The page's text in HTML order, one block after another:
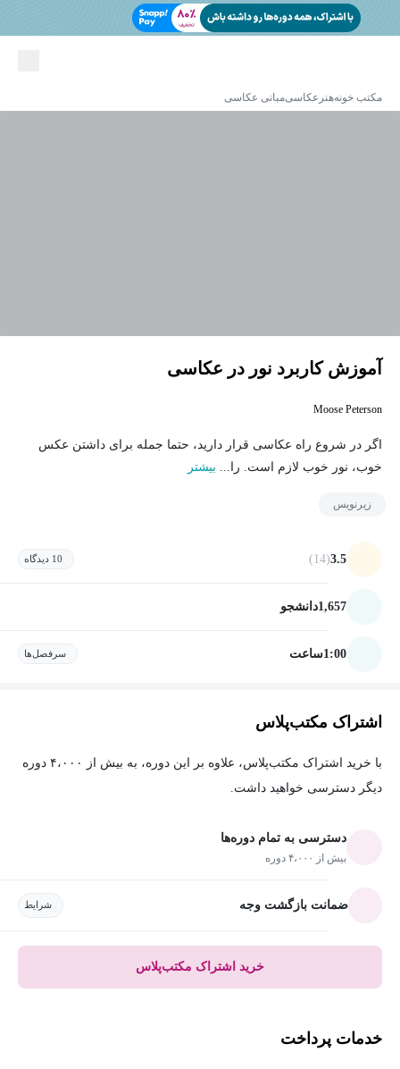
مکتب خونههنر عکاسیمبانی عکاسی
آموزش کاربرد نور در عکاسی
Moose Peterson
اگر در شروع راه عکاسی قرار دارید، حتما جمله برای داشتن عکس
خوب، نور خوب لازم است. را... بیشتر
زیرنویس
3.5
(14) 10 دیدگاه
1,657دانشجو
1:00ساعت سرفصل‌ها
اشتراک مکتب‌پلاس
با خرید اشتراک مکتب‌پلاس، علاوه بر این دوره، به بیش از ۴،۰۰۰ دوره
دیگر دسترسی خواهید داشت.
دسترسی به تمام دوره‌ها
بیش از ۴،۰۰۰ دوره
ضمانت بازگشت وجه شرایط
خرید اشتراک مکتب‌پلاس
خدمات پرداخت